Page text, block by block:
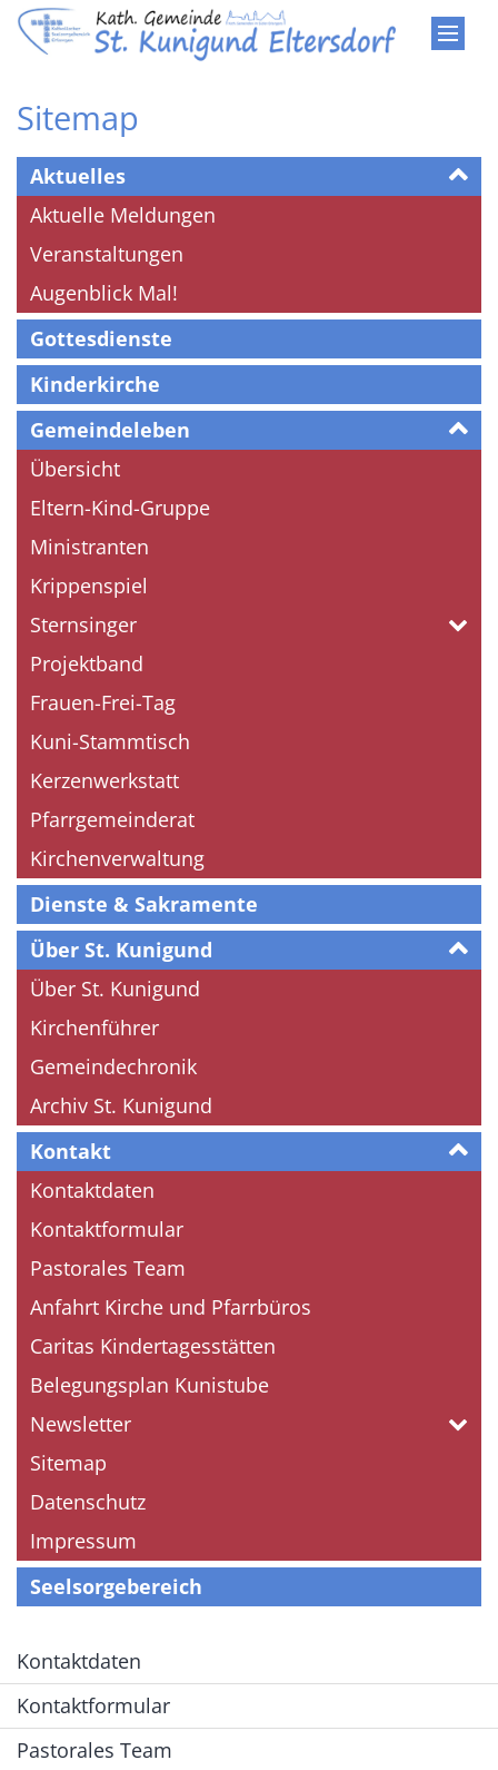
Zum Inhalt springen
Sitemap
Aktuelles
Aktuelle Meldungen
Veranstaltungen
Augenblick Mal!
Gottesdienste
Kinderkirche
Gemeindeleben
Übersicht
Eltern-Kind-Gruppe
Ministranten
Krippenspiel
Sternsinger
Projektband
Frauen-Frei-Tag
Kuni-Stammtisch
Kerzenwerkstatt
Pfarrgemeinderat
Kirchenverwaltung
Dienste & Sakramente
Über St. Kunigund
Über St. Kunigund
Kirchenführer
Gemeindechronik
Archiv St. Kunigund
Kontakt
Kontaktdaten
Kontaktformular
Pastorales Team
Anfahrt Kirche und Pfarrbüros
Caritas Kindertagesstätten
Belegungsplan Kunistube
Newsletter
Sitemap
Datenschutz
Impressum
Seelsorgebereich
Kontaktdaten
Kontaktformular
Pastorales Team